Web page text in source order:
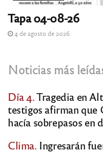
Tapa 04-08-26
4 de agosto de 2026
Noticias más
Día 4.Tragedia en
testigos afirman que
hacía sobrepasos en
Clima. Ingresarán